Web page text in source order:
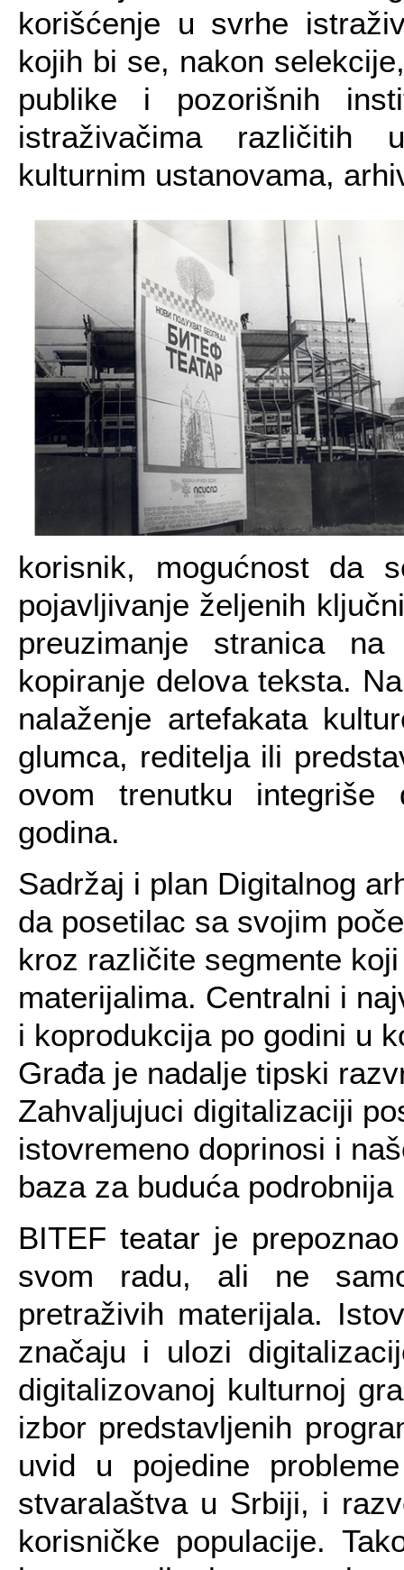
korišćenje u svrhe
kojih bi se, nakon
publike i pozorišnih
istraživačima različitih
kulturnim ustanovama,
korisnik, mogućnost da
pojavljivanje željenih
preuzimanje stranica
kopiranje delova teksta.
nalaženje artefakata
glumca, reditelja ili
ovom trenutku
godina.
Sadržaj i plan Digitalnog
da posetilac sa svojim
kroz različite segmente
materijalima. Centralni i
i koprodukcija po godini u
Građa je nadalje tipski
Zahvaljujuci digitalizaciji
istovremeno doprinosi i
baza za buduća
BITEF teatar je
svom radu, ali ne
pretraživih materijala.
značaju i ulozi
digitalizovanoj kulturnoj
izbor predstavljenih
uvid u pojedine
stvaralaštva u Srbiji, i
korisničke populacije.